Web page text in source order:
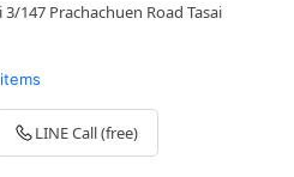
147 Prachachuen Road Tasai
LINE Call (free)